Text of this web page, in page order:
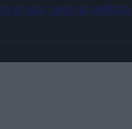
él solo, pero no perfecto